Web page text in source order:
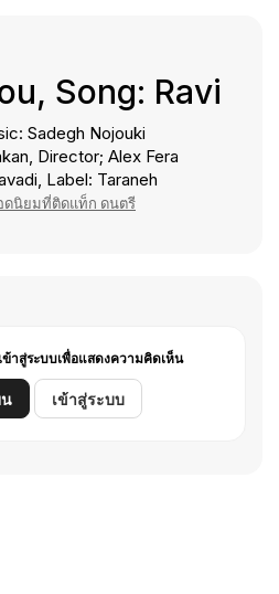
Song: Ravi
Sadegh Nojouki
Director; Alex Fera
Label: Taraneh
ดนิยมที่ติดแท็ก ดนตรี
าสู่ระบบเพื่อแสดงความคิดเห็น
เข้าสู่ระบบ